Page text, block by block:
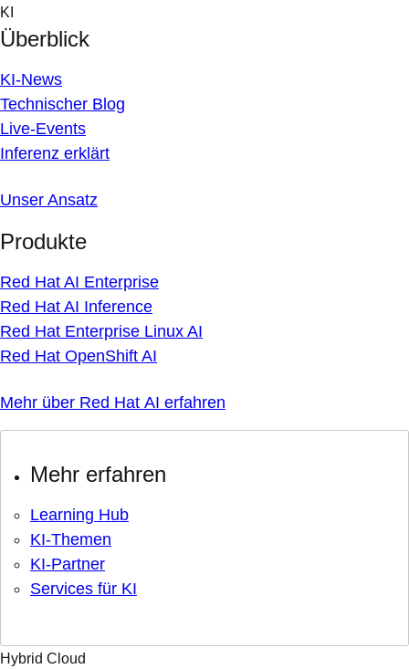
Skip
to
content
KI
Überblick
KI-News
Technischer Blog
Live-Events
Inferenz erklärt
Unser Ansatz
Produkte
Red Hat AI Enterprise
Red Hat AI Inference
Red Hat Enterprise Linux AI
Red Hat OpenShift AI
Mehr über Red Hat AI erfahren
Mehr erfahren
Learning Hub
KI-Themen
KI-Partner
Services für KI
Hybrid Cloud